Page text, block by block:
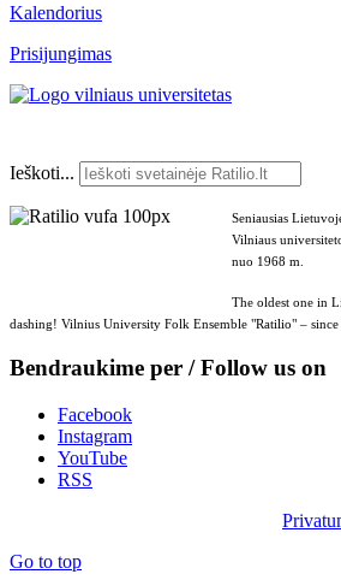
Kalendorius
Prisijungimas
Ieškoti...
Seniausias
Vilniaus
nuo 1968 m.
The oldest one in
dashing! Vilnius University Folk Ensemble "Ratilio" – since
Bendraukime per / Follow us on
Facebook
Instagram
YouTube
RSS
Go to top